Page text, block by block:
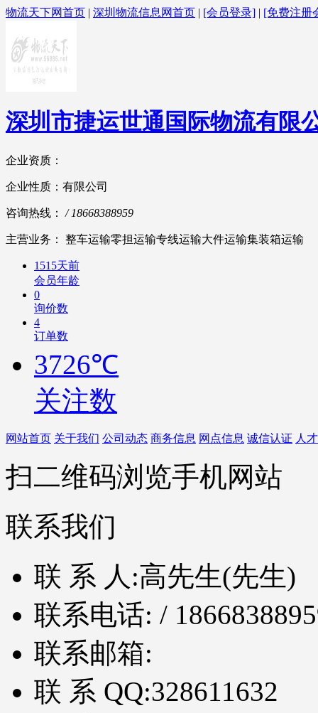
物流天下网首页 | 深圳物流信息网首页 | [会员登录] | [免费注册
深圳市捷运世通国际物流有限
企业资质：
企业性质：有限公司
咨询热线： / 18668388959
主营业务： 整车运输零担运输专线运输大件运输集装箱运输
1515天前
会员年龄
0
询价数
4
订单数
3726℃
关注数
网站首页 关于我们 公司动态 商务信息 网点信息 诚信认证 人
扫二维码浏览手机网站
联系我们
联 系 人:高先生(先生)
联系电话: /
联系邮箱:
联 系 QQ:328611632